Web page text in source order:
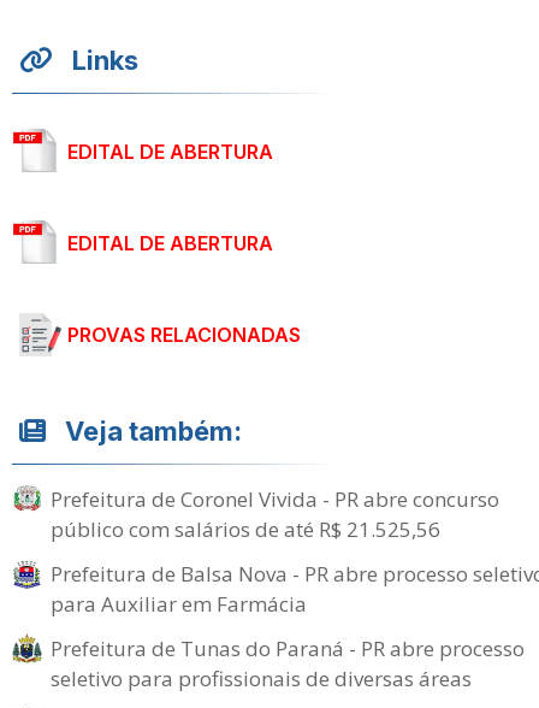
Links
EDITAL DE ABERTURA
EDITAL DE ABERTURA
PROVAS RELACIONADAS
Veja também:
Prefeitura de Coronel Vivida - PR abre concurso
público com salários de até R$ 21.525,56
Prefeitura de Balsa Nova - PR abre processo
para Auxiliar em Farmácia
Prefeitura de Tunas do Paraná - PR abre processo
seletivo para profissionais de diversas áreas